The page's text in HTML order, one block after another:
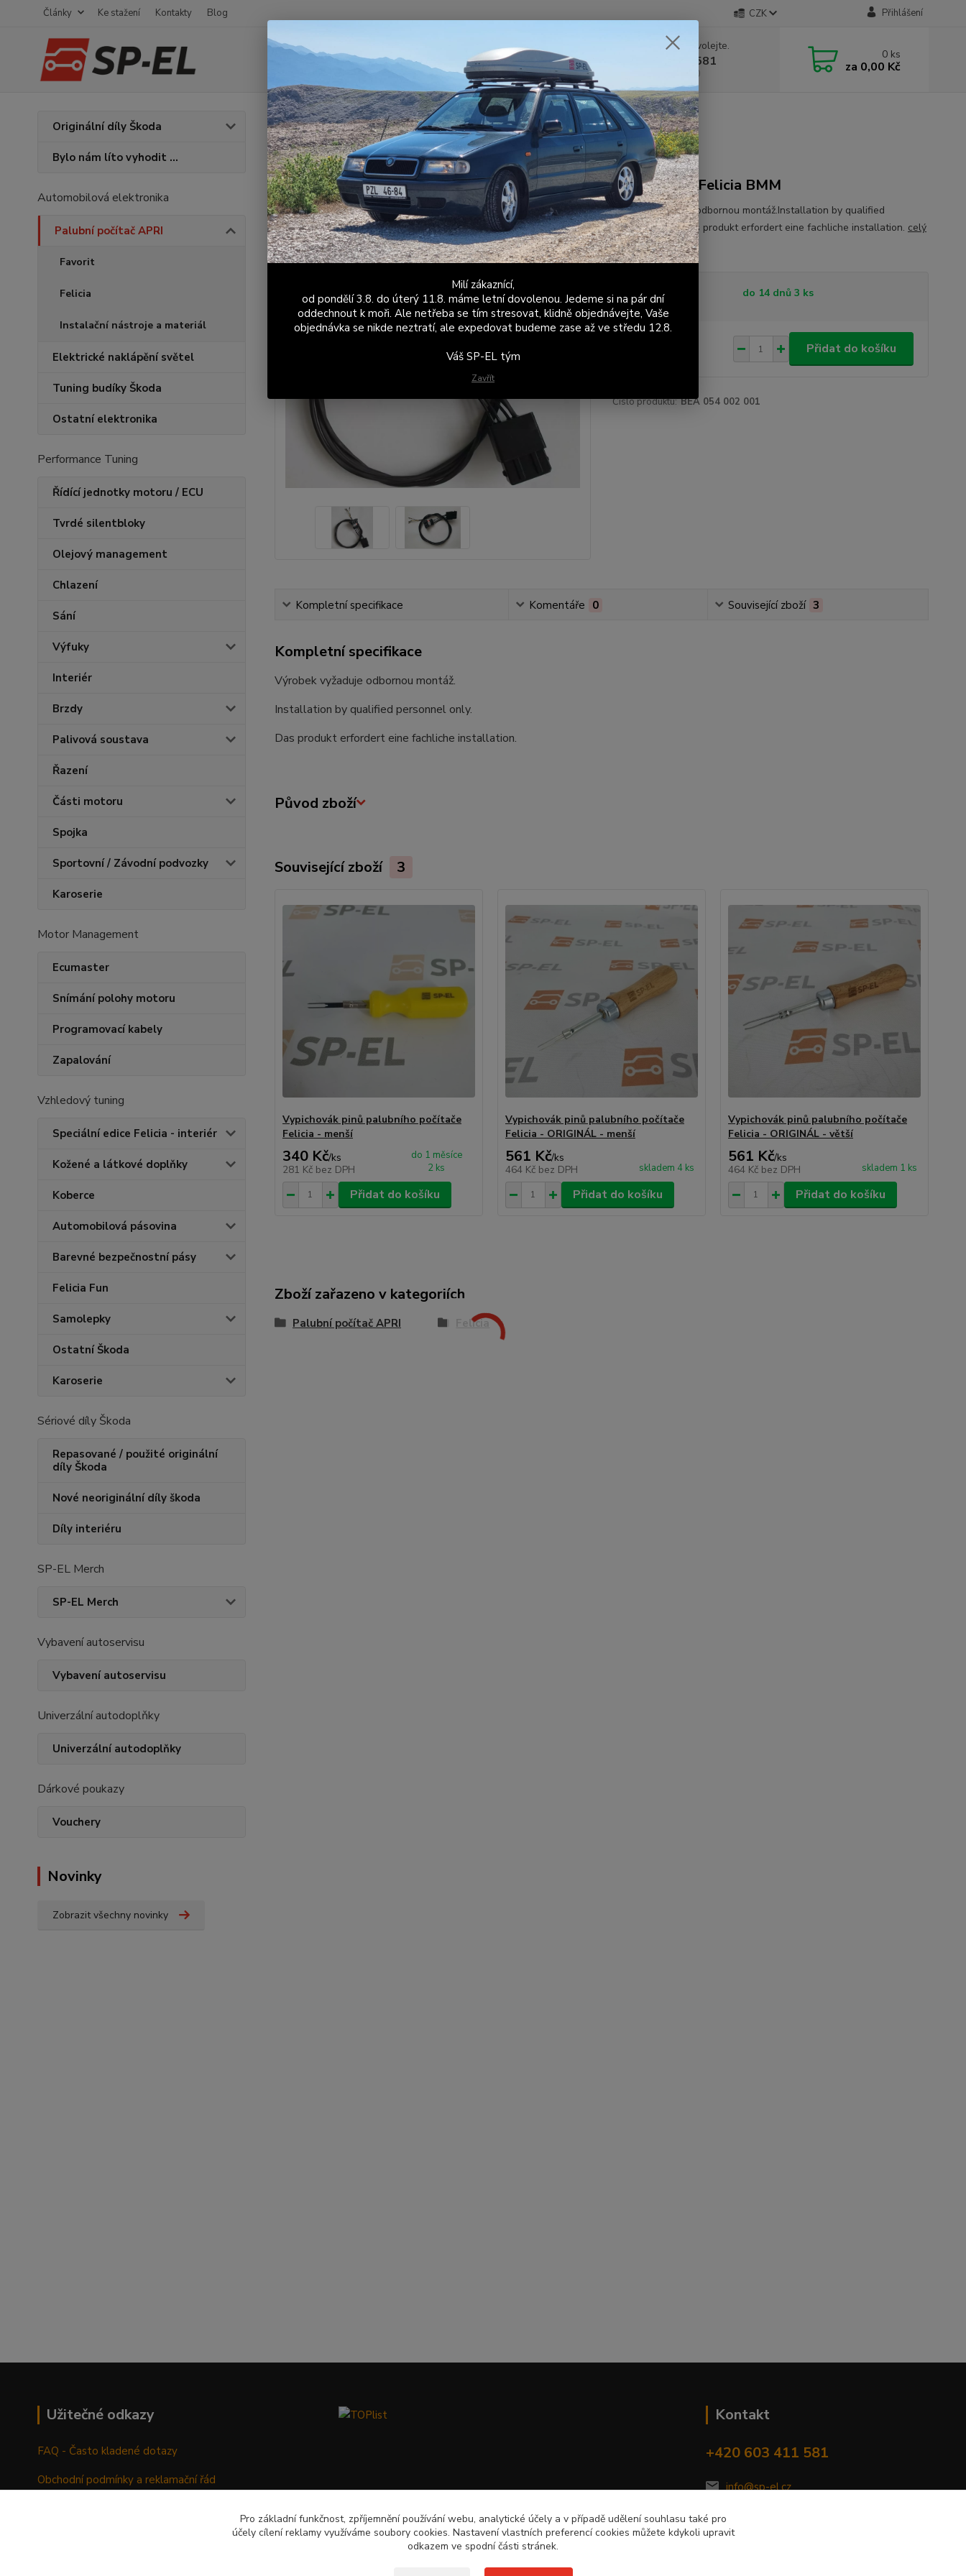
Články Ke stažení Kontakty Blog CZK Přihlášení
Hledat
Nevíte si rady? Zavolejte.
+420 603 411 581
Po - Pá 9:00 - 17:00
0 ks
za 0,00 Kč
Originální díly Škoda
Bylo nám líto vyhodit ...
Automobilová elektronika
Palubní počítač APRI
Favorit
Felicia
Instalační nástroje a materiál
Elektrické naklápění světel
Tuning budíky Škoda
Ostatní elektronika
Performance Tuning
Řídící jednotky motoru / ECU
Tvrdé silentbloky
Olejový management
Chlazení
Sání
Výfuky
Interiér
Brzdy
Palivová soustava
Řazení
Části motoru
Spojka
Sportovní / Závodní podvozky
Karoserie
Motor Management
Ecumaster
Snímání polohy motoru
Programovací kabely
Zapalování
Vzhledový tuning
Speciální edice Felicia - interiér
Kožené a látkové doplňky
Koberce
Automobilová pásovina
Barevné bezpečnostní pásy
Felicia Fun
Samolepky
Ostatní Škoda
Karoserie
Sériové díly Škoda
Repasované / použité originální
díly Škoda
Nové neoriginální díly škoda
Díly interiéru
SP-EL Merch
SP-EL Merch
Vybavení autoservisu
Vybavení autoservisu
Univerzální autodoplňky
Univerzální autodoplňky
Dárkové poukazy
Vouchery
Novinky
Zobrazit všechny novinky
Úvod Palubní počítač APRI Snímač průtoku Felicia BMM
Snímač průtoku Felicia BMM
Flow reader Felicia BMM
Výrobek vyžaduje odbornou montáž.Installation by qualified
personnel only.Das produkt erfordert eine fachliche installation. celý
popis
Dostupnost do 14 dnů 3 ks
Přidat do košíku
Číslo produktu: BEA 054 002 001
Kompletní specifikace Komentáře 0 Související zboží 3
Kompletní specifikace
Výrobek vyžaduje odbornou montáž.
Installation by qualified personnel only.
Das produkt erfordert eine fachliche installation.
Původ zboží
Související zboží 3
Vypichovák pinů palubního počítače
Felicia - menší
340 Kč/ks
281 Kč bez DPH
do 1 měsíce
2 ks
Přidat do košíku
Vypichovák pinů palubního počítače
Felicia - ORIGINÁL - menší
561 Kč/ks
464 Kč bez DPH skladem 4 ks
Přidat do košíku
Vypichovák pinů palubního počítače
Felicia - ORIGINÁL - větší
561 Kč/ks
464 Kč bez DPH skladem 1 ks
Přidat do košíku
Zboží zařazeno v kategoriích
Palubní počítač APRI Felicia
Užitečné odkazy
FAQ - Často kladené dotazy
Obchodní podmínky a reklamační řád
Kontakt
+420 603 411 581
info@sp-el.cz
Milí zákaznící,
od pondělí 3.8. do úterý 11.8. máme letní dovolenou. Jedeme si na pár dní
oddechnout k moři. Ale netřeba se tím stresovat, klidně objednávejte, Vaše
objednávka se nikde neztratí, ale expedovat budeme zase až ve středu 12.8.
Váš SP-EL tým
Zavřít
Pro základní funkčnost, zpříjemnění používání webu, analytické účely a v případě udělení souhlasu také pro
účely cílení reklamy využíváme soubory cookies. Nastavení vlastních preferencí cookies můžete kdykoli upravit
odkazem ve spodní části stránek.